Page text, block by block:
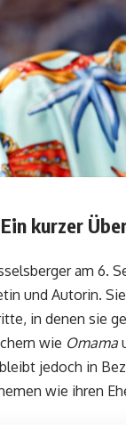
kurzer
am 6.
und Autorin.
in denen sie
wie Omama
jedoch in
wie ihren